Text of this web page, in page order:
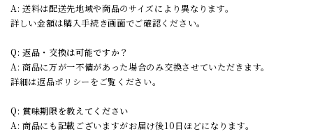
A: 送料は配送先地域や商品のサイズにより異なります。
詳しい金額は購入手続き画面でご確認ください。
Q: 返品・交換は可能ですか？
A: 商品に万が一不備があった場合のみ交換させていただきます。
詳細は返品ポリシーをご覧ください。
Q: 賞味期限を教えてください
A: 商品にも記載ございますがお届け後10日ほどになります。